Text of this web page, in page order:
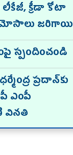
లీకేజీ, క్రీడా కోటా
మోసాలు జరిగాయి
స్పందించండి
ప్రదాన్‌కు
ఎంపీ